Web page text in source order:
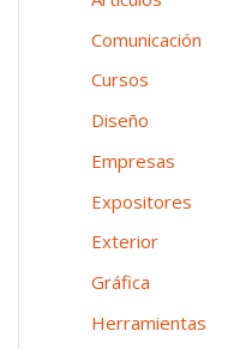
n
e
a
:
Comunicación
Cursos
Diseño
Empresas
Expositores
Exterior
Gráfica
Herramientas